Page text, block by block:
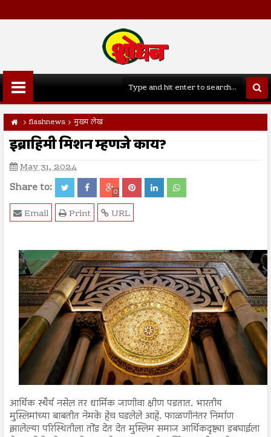
flashnews मुख्य लेख
इब्राहिमी मिशन म्हणजे काय?
May 31, 2024
Share to: 0
URL
Print
Email
आर्थिक स्थैर्य नसेल तर धार्मिक जाणीवा क्षीण पडतात. भारतीय
मुस्लिमांच्या बाबतीत नेमके हेच घडलेले आहे. फाळणीनंतर निर्माण
झालेल्या परिस्थितीला तोंड देत देत मुस्लिम समाज आर्थिकदृष्ट्या डबघाईला